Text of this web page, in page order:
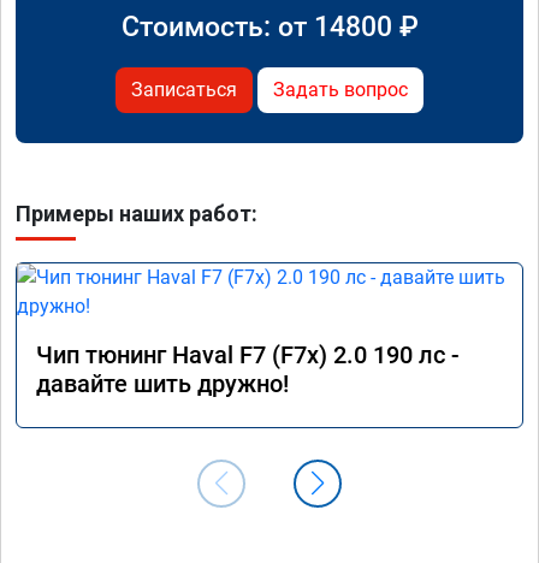
Стоимость: от 14800 ₽
Записаться Задать вопрос
Примеры наших работ:
Чип тюнинг Haval F7 (F7x) 2.0 190 лс -
давайте шить дружно!